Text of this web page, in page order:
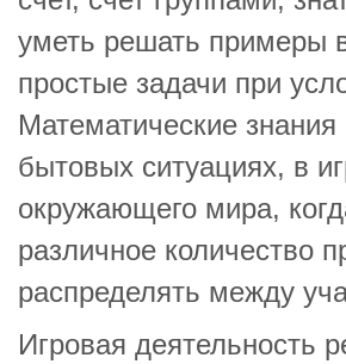
уметь решать примеры
простые задачи при
Математические
бытовых ситуациях, в
окружающего мира,
различное количество
распределять между
Игровая деятельность